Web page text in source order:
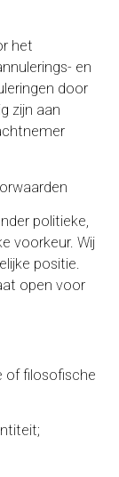
het
en
door
zijn aan
politieke,
voorkeur. Wij
positie.
open voor
of filosofische